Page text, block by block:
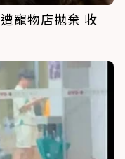
寵物店拋棄 收